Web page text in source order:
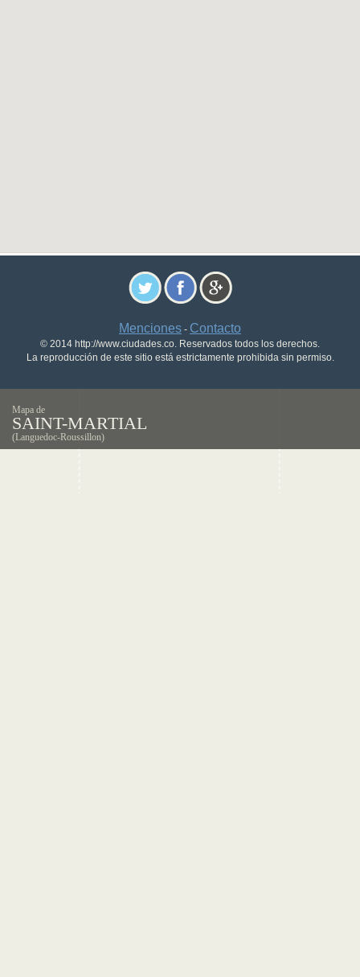
Menciones - Contacto
© 2014 http://www.ciudades.co. Reservados todos los derechos.
La reproducción de este sitio está estrictamente prohibida sin permiso.
Mapa de
SAINT-MARTIAL
(Languedoc-Roussillon)